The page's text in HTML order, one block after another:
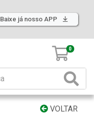
Baixe já nosso APP
0
VOLTAR